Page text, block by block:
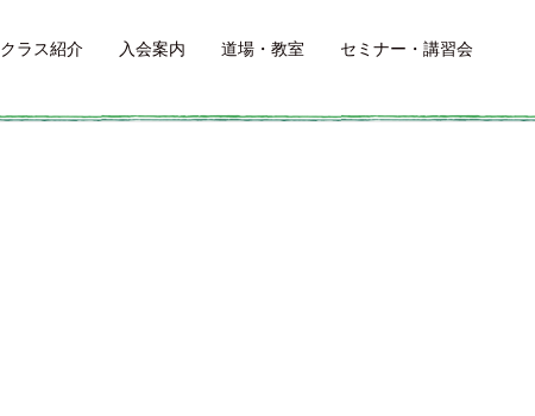
クラス紹介 入会案内 道場・教室 セミナー・講習会